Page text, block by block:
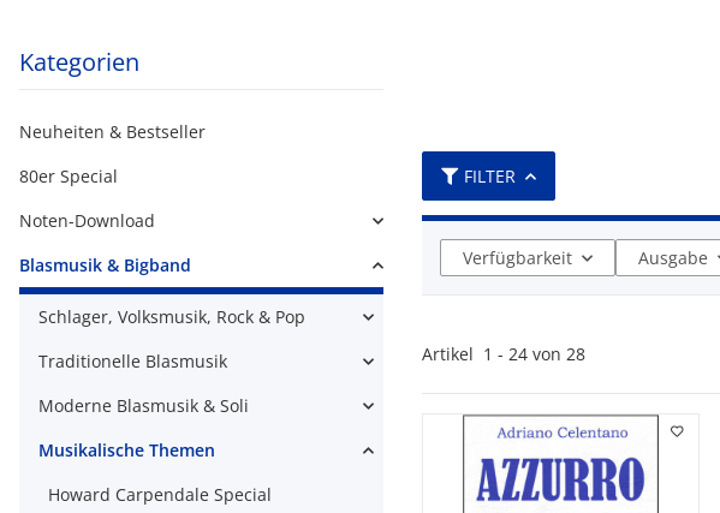
FILTER
Verfügbarkeit Ausgabe
Artikel 1 - 24 von 28
Kategorien
Neuheiten & Bestseller
80er Special
Noten-Download
Blasmusik & Bigband
Schlager, Volksmusik, Rock & Pop
Traditionelle Blasmusik
Moderne Blasmusik & Soli
Musikalische Themen
Howard Carpendale Special